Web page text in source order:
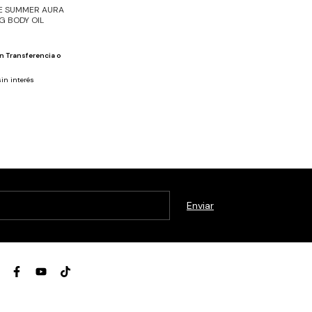
SUMMER AURA
BODY OIL
Transferencia o
interés